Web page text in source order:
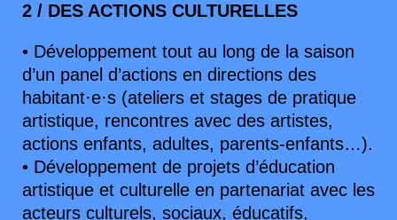
2 / DES ACTIONS CULTURELLES
• Développement tout au long de la saison
d’un panel d’actions en directions des
habitant·e·s (ateliers et stages de pratique
artistique, rencontres avec des artistes,
actions enfants, adultes, parents-enfants…).
• Développement de projets d’éducation
artistique et culturelle en partenariat avec les
acteurs culturels, sociaux, éducatifs,